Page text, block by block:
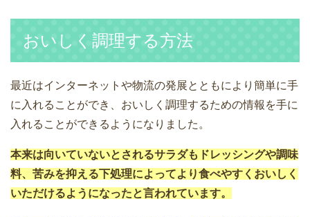
おいしく調理する方法
最近はインターネットや物流の発展とともにより簡単に手
に入れることができ、おいしく調理するための情報を手に
入れることができるようになりました。
本来は向いていないとされるサラダもドレッシングや調味
料、苦みを抑える下処理によってより食べやすくおいしく
いただけるようになったと言われています。